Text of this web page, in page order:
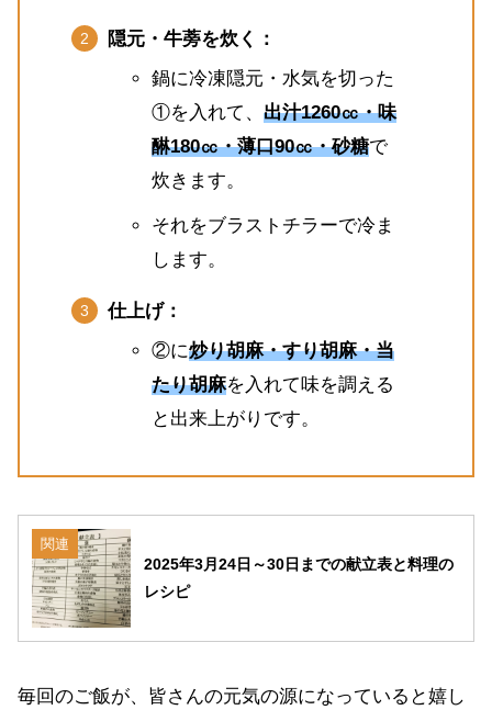
隠元・牛蒡を炊く：
鍋に冷凍隠元・水気を切った
①を入れて、 出汁1260㏄・味
醂180㏄・薄口90㏄・砂糖で
炊きます。
それをブラストチラーで冷ま
します。
仕上げ：
②に炒り胡麻・すり胡麻・当
たり胡麻を入れて味を調える
と出来上がりです。
関連
2025年3月24日～30日までの献立表と料理の
レシピ
毎回のご飯が、皆さんの元気の源になっていると嬉し